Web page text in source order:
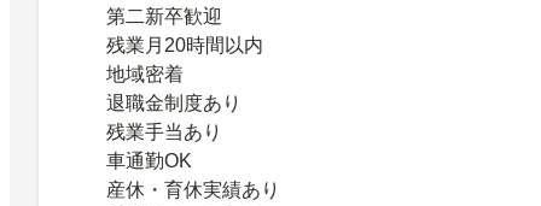
第二新卒歓迎
残業月20時間以内
地域密着
退職金制度あり
残業手当あり
車通勤OK
産休・育休実績あり